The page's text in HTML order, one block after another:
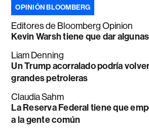
OPINIÓN BLOOMBERG
Editores de Bloomberg Opinion
Kevin Warsh tiene que dar
Liam Denning
Un Trump acorralado podría
grandes petroleras
Claudia Sahm
La Reserva Federal tiene que
a la gente común